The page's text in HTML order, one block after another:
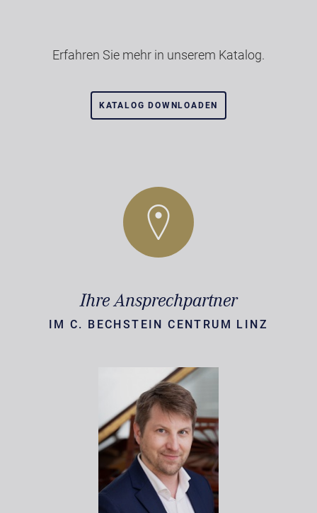
Erfahren Sie mehr in unserem Katalog.
KATALOG DOWNLOADEN
Ihre Ansprechpartner
IM C. BECHSTEIN CENTRUM LINZ